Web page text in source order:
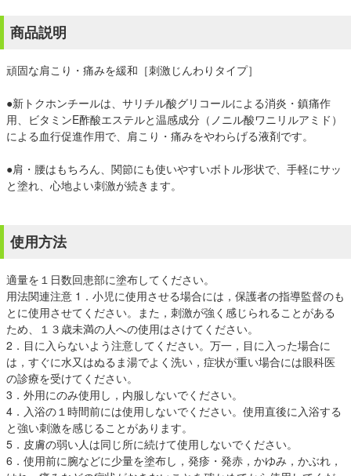
商品説明
頑固な肩こり・痛みを緩和［刺激じんわりタイプ］
●新トクホンチールは、サリチル酸グリコールによる消炎・鎮痛作
用、ビタミンE酢酸エステルと温感成分（ノニル酸ワニリルアミド）
による血行促進作用で、肩こり・痛みをやわらげる液剤です。
●肩・腰はもちろん、関節にも使いやすいボトル形状で、手軽にサッ
と塗れ、心地よい刺激が続きます。
使用方法
適量を１日数回患部に塗布してください。
用法関連注意 1．小児に使用させる場合には，保護者の指導監督のも
とに使用させてください。また，刺激が強く感じられることがある
ため、１３歳未満の人への使用はさけてください。
2．目に入らないよう注意してください。万一，目に入った場合に
は，すぐに水又はぬるま湯でよく洗い，症状が重い場合には眼科医
の診療を受けてください。
3．外用にのみ使用し，内服しないでください。
4．入浴の１時間前には使用しないでください。使用直後に入浴する
と強い刺激を感じることがあります。
5．皮膚の弱い人は同じ所に続けて使用しないでください。
6．使用前に腕などに少量を塗布し，発疹・発赤，かゆみ，かぶれ，